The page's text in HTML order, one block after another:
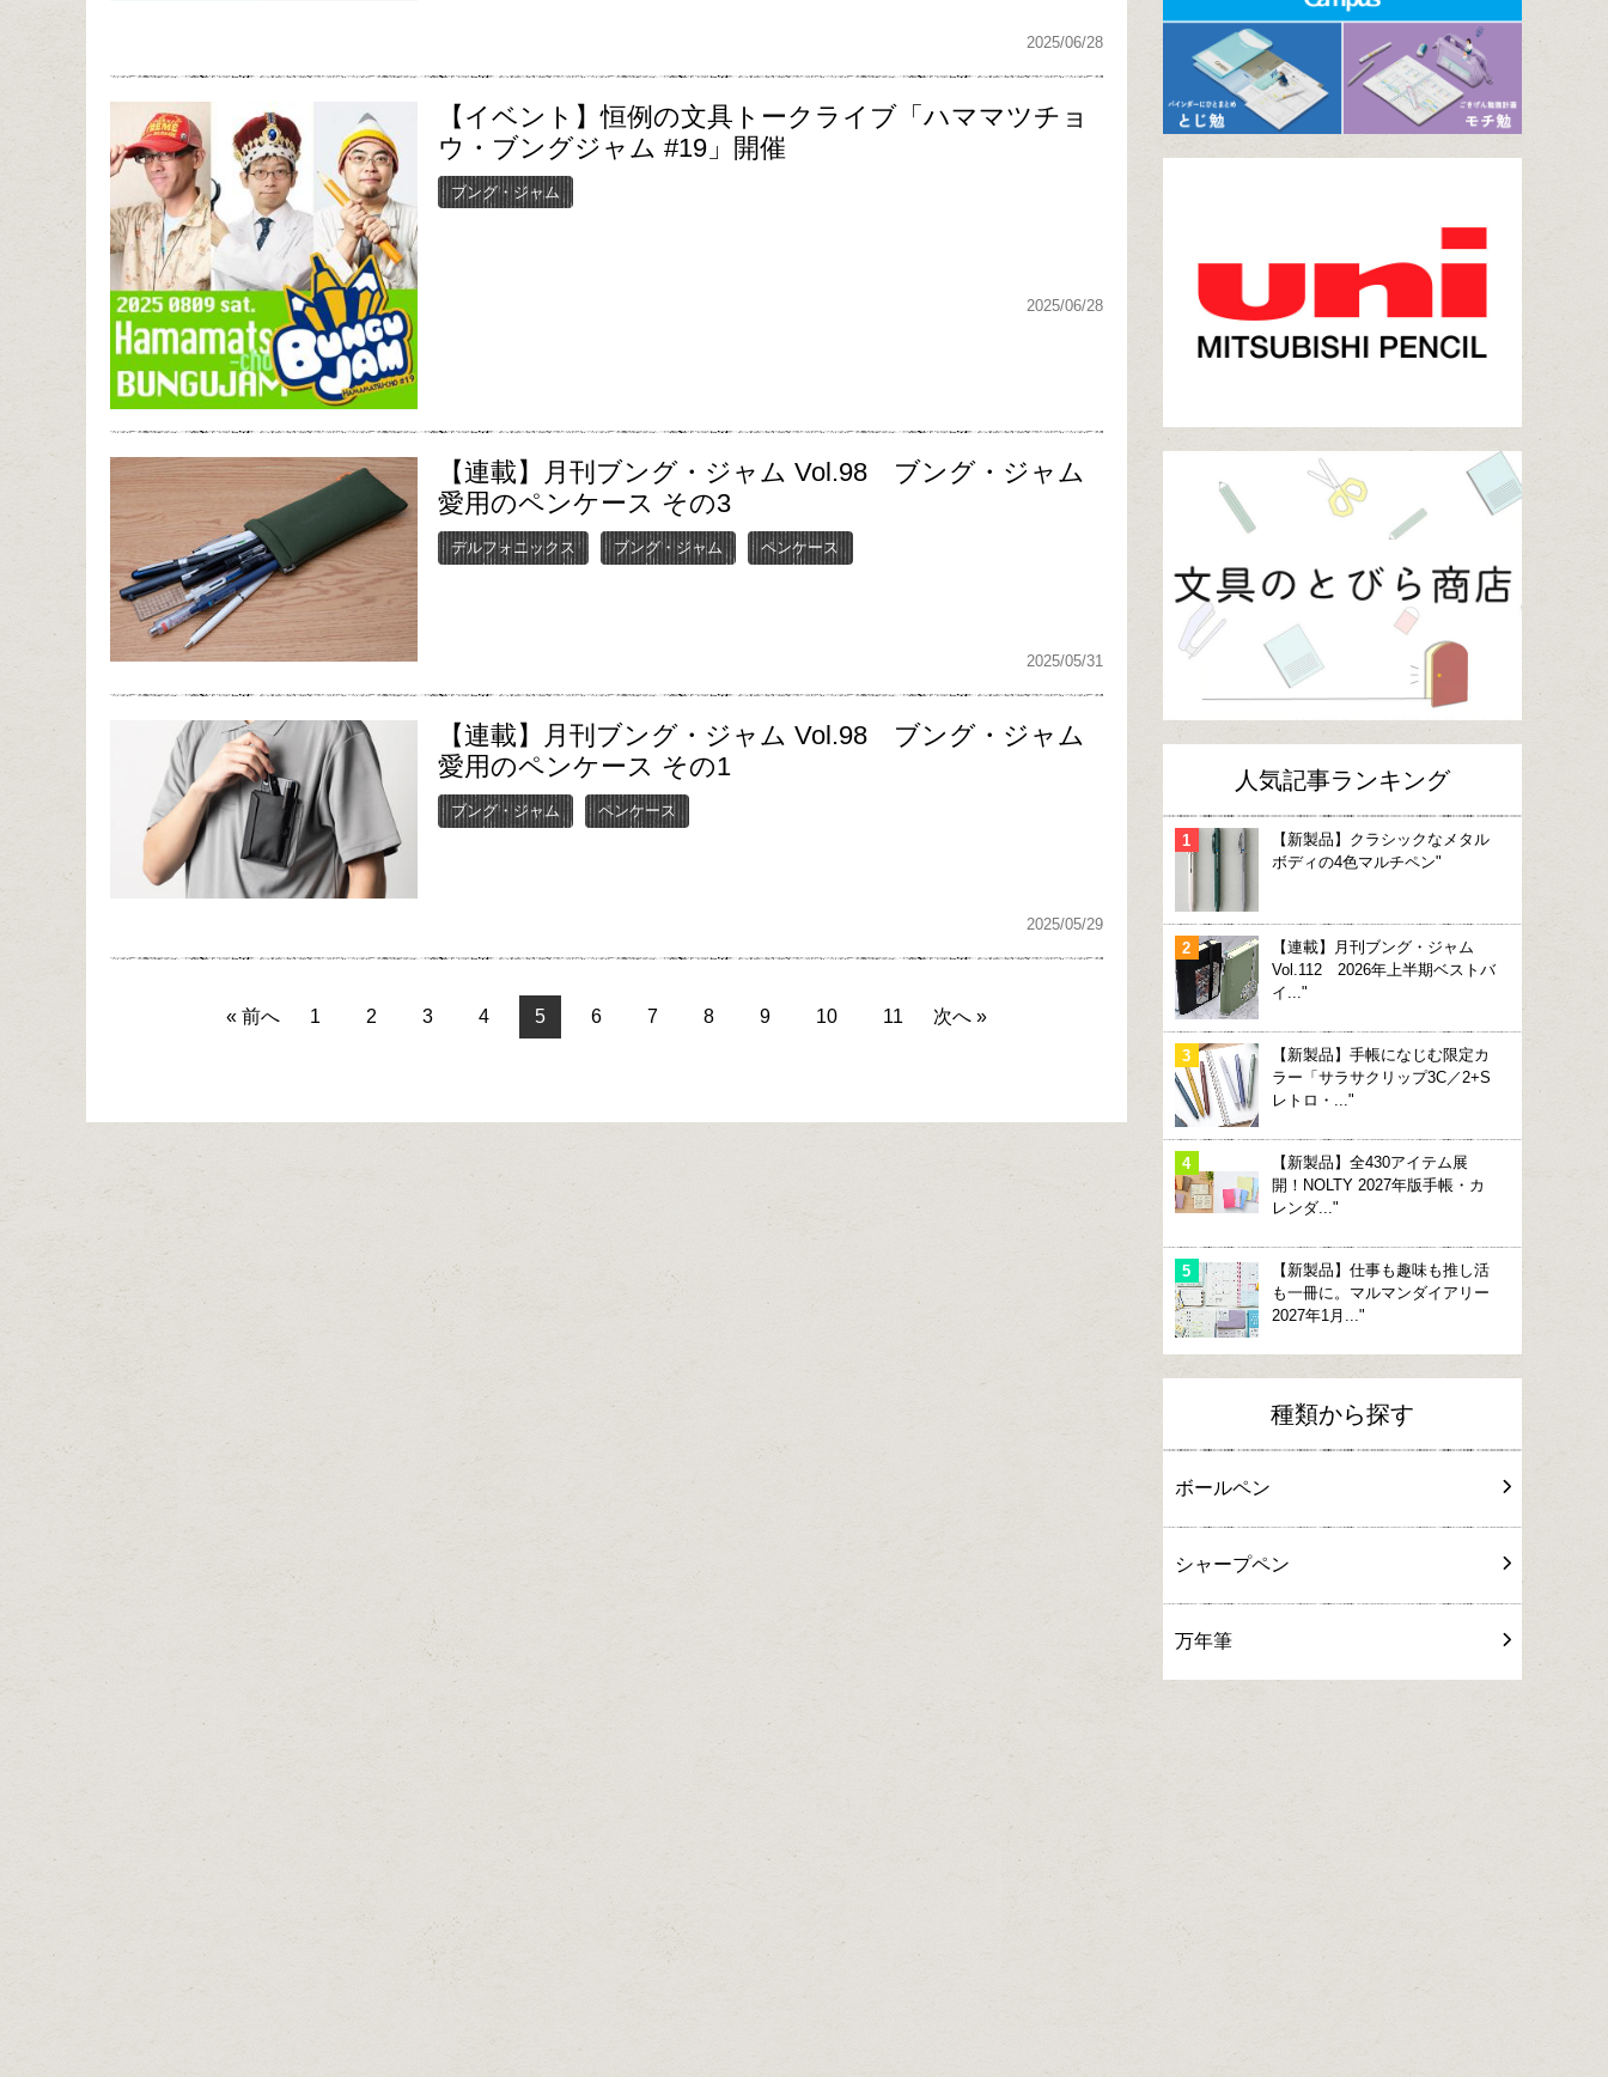
2025/06/28
【イベント】恒例の文具トークライブ「ハママツチョ
ウ・ブングジャム #19」開催
ブング・ジャム
2025/06/28
【連載】月刊ブング・ジャム Vol.98 ブング・ジャム
愛用のペンケース その3
デルフォニックス ブング・ジャム ペンケース
2025/05/31
【連載】月刊ブング・ジャム Vol.98 ブング・ジャム
愛用のペンケース その1
ブング・ジャム ペンケース
2025/05/29
« 前へ 1 2 3 4 5 6 7 8 9 10 11 次へ »
人気記事ランキング
【新製品】クラシックなメタル
ボディの4色マルチペン"
【連載】月刊ブング・ジャム
Vol.112 2026年上半期ベストバ
イ..."
【新製品】手帳になじむ限定カ
ラー「サラサクリップ3C／2+S
レトロ・..."
【新製品】全430アイテム展
開！NOLTY 2027年版手帳・カ
レンダ..."
【新製品】仕事も趣味も推し活
も一冊に。マルマンダイアリー
2027年1月..."
種類から探す
ボールペン
シャープペン
万年筆